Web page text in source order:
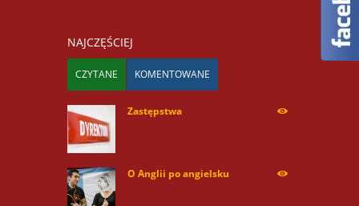
NAJCZĘŚCIEJ
CZYTANE KOMENTOWANE
Zastępstwa
O Anglii po angielsku